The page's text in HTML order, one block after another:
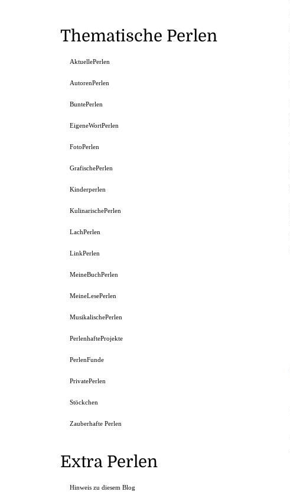
Thematische Perlen
AktuellePerlen
AutorenPerlen
BuntePerlen
EigeneWortPerlen
FotoPerlen
GrafischePerlen
Kinderperlen
KulinarischePerlen
LachPerlen
LinkPerlen
MeineBuchPerlen
MeineLesePerlen
MusikalischePerlen
PerlenhafteProjekte
PerlenFunde
PrivatePerlen
Stöckchen
Zauberhafte Perlen
Extra Perlen
Hinweis zu diesem Blog